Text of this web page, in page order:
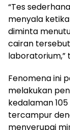
“Tes
menyala
diminta
cairan
laboratorium,”
Fenomena ini
melakukan
kedalaman
tercampur
menyerupai